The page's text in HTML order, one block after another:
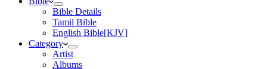
Bible Details
Tamil Bible
English Bible[KJV]
Category
Artist
Albums